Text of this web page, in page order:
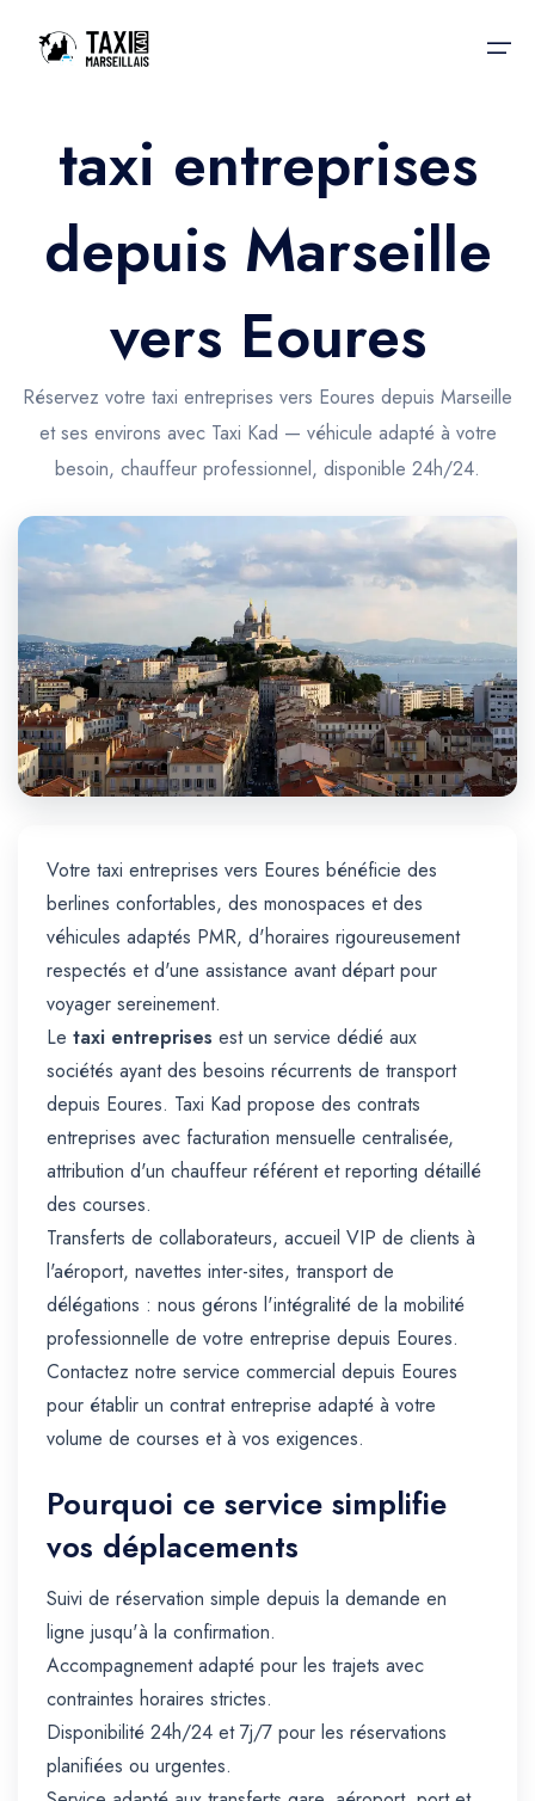
Accueil
Nos services
Nos services
Trajet Gare SNCF
Trajet Port croisière
Trajet Séminaire
Trajet Santé
Trajet Longue Distance
Taxis aéroport
Réservation
Actualités & évènements
Contactez-nous
taxi entreprises
depuis Marseille
vers Eoures
Réservez votre taxi entreprises vers Eoures depuis Marseille
et ses environs avec Taxi Kad — véhicule adapté à votre
besoin, chauffeur professionnel, disponible 24h/24.
Votre taxi entreprises vers Eoures bénéficie des
berlines confortables, des monospaces et des
véhicules adaptés PMR, d'horaires rigoureusement
respectés et d'une assistance avant départ pour
voyager sereinement.
Le taxi entreprises est un service dédié aux
sociétés ayant des besoins récurrents de transport
depuis Eoures. Taxi Kad propose des contrats
entreprises avec facturation mensuelle centralisée,
attribution d'un chauffeur référent et reporting détaillé
des courses.
Transferts de collaborateurs, accueil VIP de clients à
l'aéroport, navettes inter-sites, transport de
délégations : nous gérons l'intégralité de la mobilité
professionnelle de votre entreprise depuis Eoures.
Contactez notre service commercial depuis Eoures
pour établir un contrat entreprise adapté à votre
volume de courses et à vos exigences.
Pourquoi ce service simplifie
vos déplacements
Suivi de réservation simple depuis la demande en
ligne jusqu'à la confirmation.
Accompagnement adapté pour les trajets avec
contraintes horaires strictes.
Disponibilité 24h/24 et 7j/7 pour les réservations
planifiées ou urgentes.